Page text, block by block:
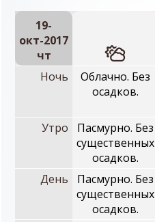
19-
окт-2017
чт
Ночь
Облачно. Без
осадков.
Утро
Пасмурно. Без
существенных
осадков.
День
Пасмурно. Без
существенных
осадков.